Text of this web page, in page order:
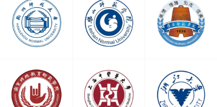
[杨美站]B口步行1.1千米）
深圳宝安中心
深圳市宝安区金海路汇潮科技大厦2楼（距离地铁1号线[西乡站]B出口
603米）
深圳龙岗龙城中心
深圳南山南油中心
深圳市南山区南山街道登良社区粤海路5号深圳动漫园1栋305（距离
地铁9号线和12号线[南油站]F1口521米）